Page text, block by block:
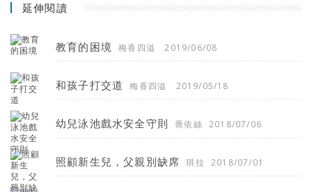
延伸閱讀
教育的困境 梅香四溢 2019/06/08
和孩子打交道 梅香四溢 2019/05/18
幼兒泳池戲水安全守則 喬依絲 2018/07/06
照顧新生兒，父親別缺席 琪拉 2018/07/01